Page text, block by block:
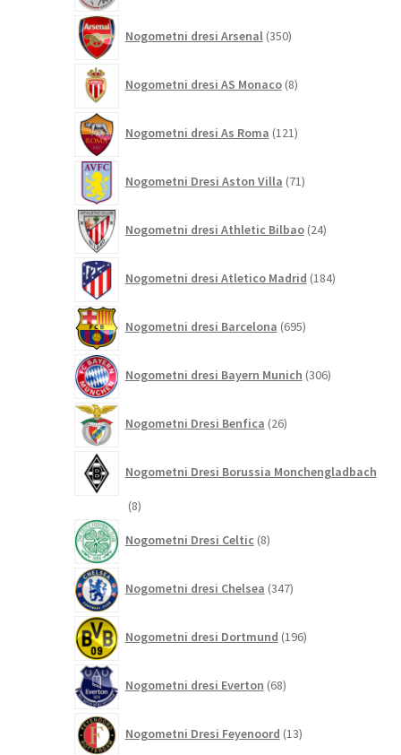
Nogometni dresi Arsenal 350izdelkov
Nogometni dresi AS Monaco 8izdelkov
Nogometni dresi As Roma 121izdelkov
Nogometni Dresi Aston Villa 71izdelkov
Nogometni dresi Athletic Bilbao 24izdelkov
Nogometni dresi Atletico Madrid 184izdelkov
Nogometni dresi Barcelona 695izdelkov
Nogometni dresi Bayern Munich 306izdelkov
Nogometni Dresi Benfica 26izdelkov
Nogometni Dresi Borussia Monchengladbach
88
Nogometni Dresi Celtic 8izdelkov
Nogometni dresi Chelsea 347izdelkov
Nogometni dresi Dortmund 196izdelkov
Nogometni dresi Everton 68izdelkov
Nogometni Dresi Feyenoord 13izdelkov